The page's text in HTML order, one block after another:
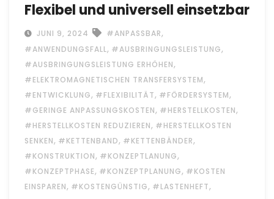
Flexibel und universell einsetzbar
JUNI 9, 2024 #ANPASSBAR,
#ANWENDUNGSFALL, #AUSBRINGUNGSLEISTUNG,
#AUSBRINGUNGSLEISTUNG ERHÖHEN,
#ELEKTROMAGNETISCHEN TRANSFERSYSTEM,
#ENTWICKLUNG, #FLEXIBILITÄT, #FÖRDERSYSTEM,
#GERINGE ANPASSUNGSKOSTEN, #HERSTELLKOSTEN,
#HERSTELLKOSTEN REDUZIEREN, #HERSTELLKOSTEN
SENKEN, #KETTENBAND, #KETTENBÄNDER,
#KONSTRUKTION, #KONZEPTLANUNG,
#KONZEPTPHASE, #KONZEPTPLANUNG, #KOSTEN
EINSPAREN, #KOSTENGÜNSTIG, #LASTENHEFT,